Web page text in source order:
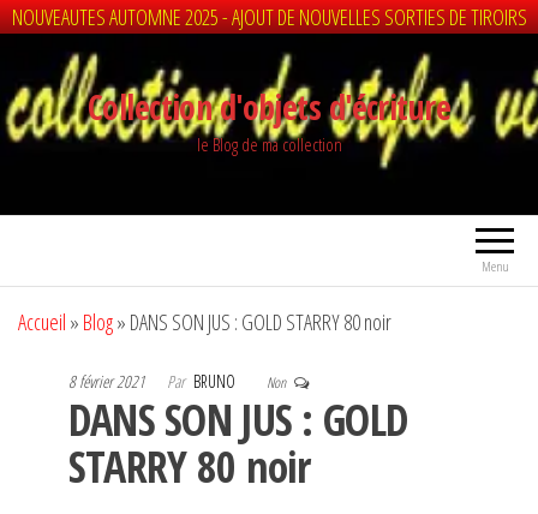
NOUVEAUTES AUTOMNE 2025 - AJOUT DE NOUVELLES SORTIES DE TIROIRS
contenu
Collection d'objets d'écriture
le Blog de ma collection
Menu
Accueil » Blog» DANS SON JUS : GOLD STARRY 80 noir
8 février 2021 Par BRUNO Non
DANS SON JUS : GOLD
STARRY 80 noir